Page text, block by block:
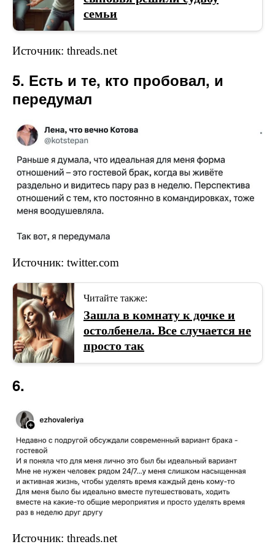
семьи
Источник: threads.net
5. Есть и те, кто пробовал, и
передумал
Источник: twitter.com
Читайте также:
Зашла в комнату к дочке и
остолбенела. Все случается не
просто так
6.
Источник: threads.net